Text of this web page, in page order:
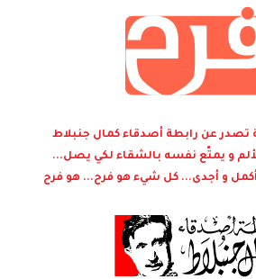
تصدر عن رابطة أصدقاء كمال جنبلاط
و يمتّع نفسه بالشقاء لكي يصل...
و أجدى... كل شيء هو فرح... هو فرح